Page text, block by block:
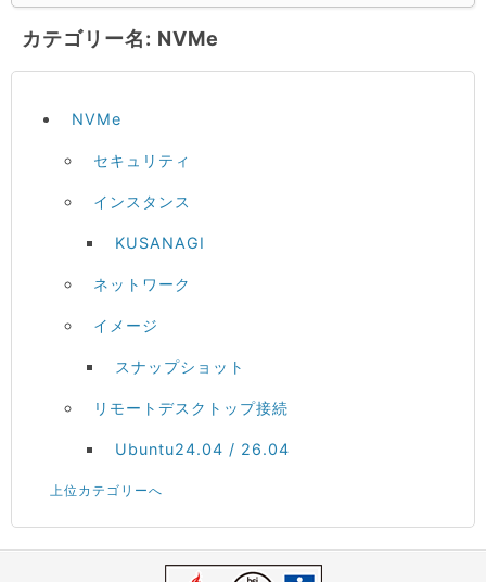
カテゴリー名: NVMe
NVMe
セキュリティ
インスタンス
KUSANAGI
ネットワーク
イメージ
スナップショット
リモートデスクトップ接続
Ubuntu24.04 / 26.04
上位カテゴリーへ